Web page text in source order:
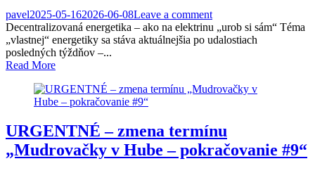
pavel2025-05-162026-06-08Leave a comment
Decentralizovaná energetika – ako na elektrinu „urob si sám“ Téma
„vlastnej“ energetiky sa stáva aktuálnejšia po udalostiach
posledných týždňov –...
Read More
URGENTNÉ – zmena termínu
„Mudrovačky v Hube – pokračovanie #9“